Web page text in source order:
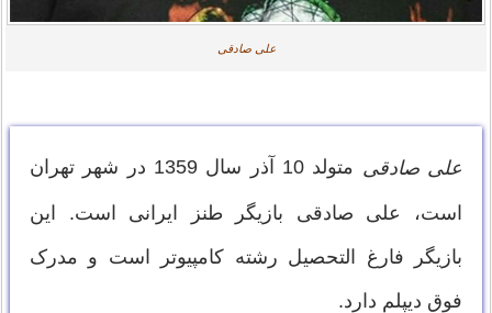
علی صادقی
علی صادقی متولد 10 آذر سال 1359 در شهر تهران
است، علی صادقی بازیگر طنز ایرانی است. این
بازیگر فارغ التحصیل رشته کامپیوتر است و مدرک
فوق دیپلم دارد.